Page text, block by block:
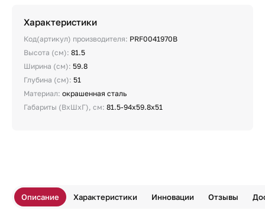
Характеристики
Код(артикул) производителя: PRF0041970B
Высота (см): 81.5
Ширина (см): 59.8
Глубина (см): 51
Материал: окрашенная сталь
Габариты (ВхШхГ), см: 81.5-94х59.8х51
Описание Характеристики Инновации Отзывы